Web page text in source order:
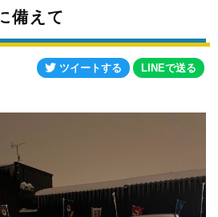
備えて
ツイートする LINEで送る